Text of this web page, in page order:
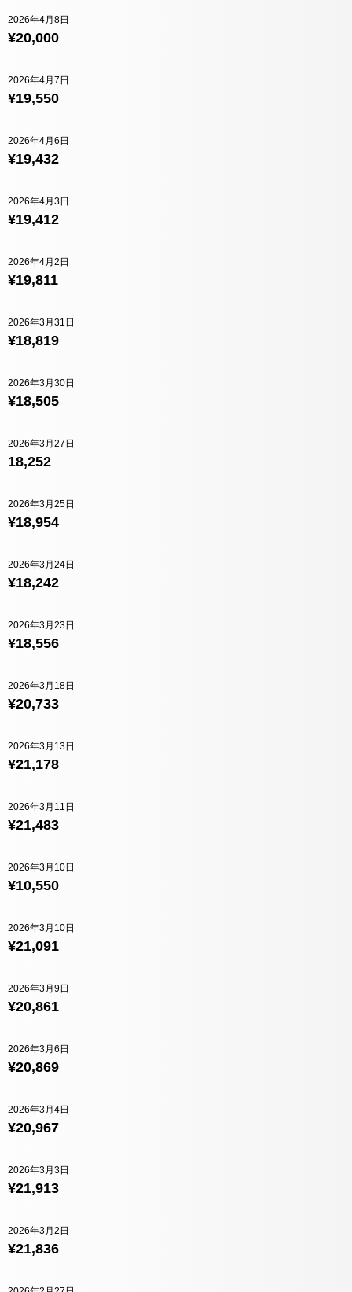
¥20,000
2026年4月8日
¥19,550
2026年4月7日
¥19,432
2026年4月6日
¥19,412
2026年4月3日
¥19,811
2026年4月2日
¥18,819
2026年3月31日
¥18,505
2026年3月30日
18,252
2026年3月27日
¥18,954
2026年3月25日
¥18,242
2026年3月24日
¥18,556
2026年3月23日
¥20,733
2026年3月18日
¥21,178
2026年3月13日
¥21,483
2026年3月11日
¥10,550
2026年3月10日
¥21,091
2026年3月10日
¥20,861
2026年3月9日
¥20,869
2026年3月6日
¥20,967
2026年3月4日
¥21,913
2026年3月3日
¥21,836
2026年3月2日